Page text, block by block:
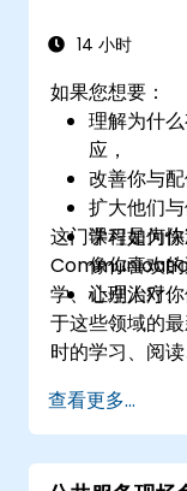
14 小时
如果您想要：
理解为什
应，
改善你与
扩大他们
学习如何
像你喜欢
让别人对
这门课程是为
学、心理治疗
于这些领域的
时的学习、阅
查看更多...